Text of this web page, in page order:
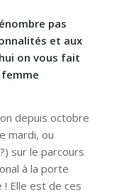
pas
et aux
on vous fait
depuis octobre
mardi, ou
sur le parcours
à la porte
! Elle est de ces